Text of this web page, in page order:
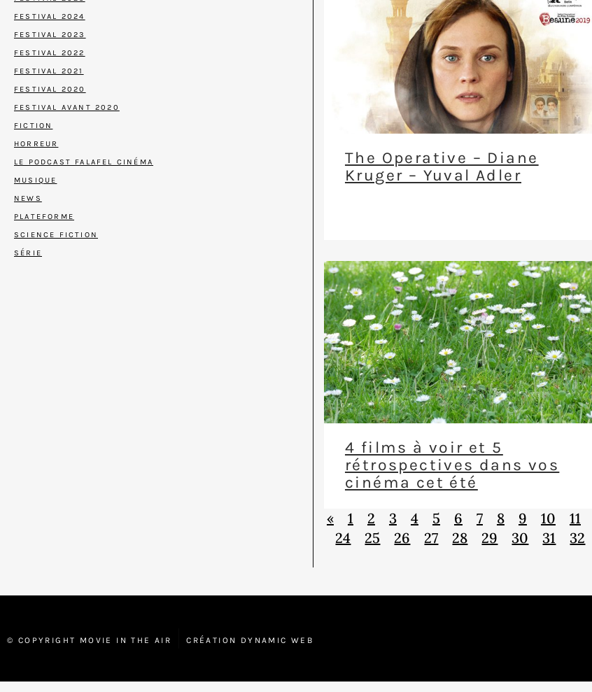
FESTIVAL 2024
FESTIVAL 2023
FESTIVAL 2022
FESTIVAL 2021
FESTIVAL 2020
FESTIVAL AVANT 2020
FICTION
HORREUR
LE PODCAST FALAFEL CINÉMA
MUSIQUE
NEWS
PLATEFORME
SCIENCE FICTION
SÉRIE
The Operative – Diane
Kruger – Yuval Adler
4 films à voir et 5
rétrospectives dans vos
cinéma cet été
« 1 2 3 4 5 6 7 8 9 10 11
24
25 26 27 28 29 30 31 32
© COPYRIGHT MOVIE IN THE AIR CRÉATION DYNAMIC WEB